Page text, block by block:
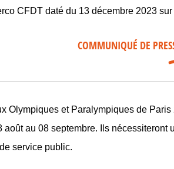
CFDT daté du 13 décembre 2023
COMMUNIQUÉ DE
Olympiques et Paralympiques de
août au 08 septembre. Ils nécessiteront
service public.